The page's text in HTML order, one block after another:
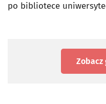
po bibliotece
Zobacz